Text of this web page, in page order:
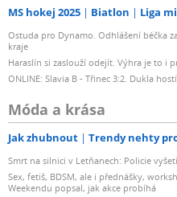
MS hokej 2025 Biatlon Liga
Ostuda pro Dynamo. Odhlášení béčka
kraje
Haraslín si zaslouží odejít. Výhra je to i
ONLINE: Slavia B - Třinec 3:2. Dukla
Móda a krása
Jak zhubnout Trendy nehty
Smrt na silnici v Letňanech: Policie
Sex, fetiš, BDSM, ale i přednášky,
Weekendu popsal, jak akce probíhá